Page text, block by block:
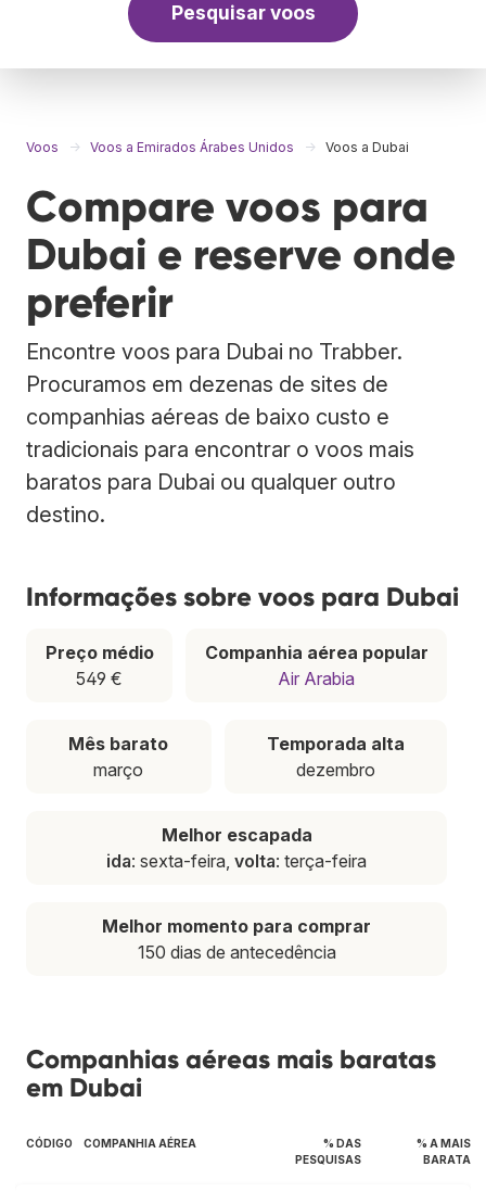
Pesquisar voos
Voos Voos a Emirados Árabes Unidos Voos a Dubai
Compare voos para
Dubai e reserve onde
preferir
Encontre voos para Dubai no Trabber.
Procuramos em dezenas de sites de
companhias aéreas de baixo custo e
tradicionais para encontrar o voos mais
baratos para Dubai ou qualquer outro
destino.
Informações sobre voos para Dubai
Preço médio
549 €
Companhia aérea popular
Air Arabia
Mês barato
março
Temporada alta
dezembro
Melhor escapada
ida: sexta-feira, volta: terça-feira
Melhor momento para comprar
150 dias de antecedência
Companhias aéreas mais baratas
em Dubai
CÓDIGO COMPANHIA AÉREA
% DAS
PESQUISAS
% A MAIS
BARATA